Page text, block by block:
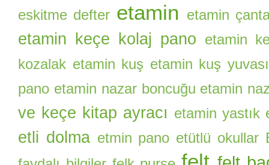
eskitme defter etamin etamin
etamin keçe kolaj pano
etamin
kozalak etamin kuş etamin kuş
pano etamin nazar boncuğu etamin
ve keçe kitap ayracı etamin yastık
etli dolma etmin pano etütlü okullar